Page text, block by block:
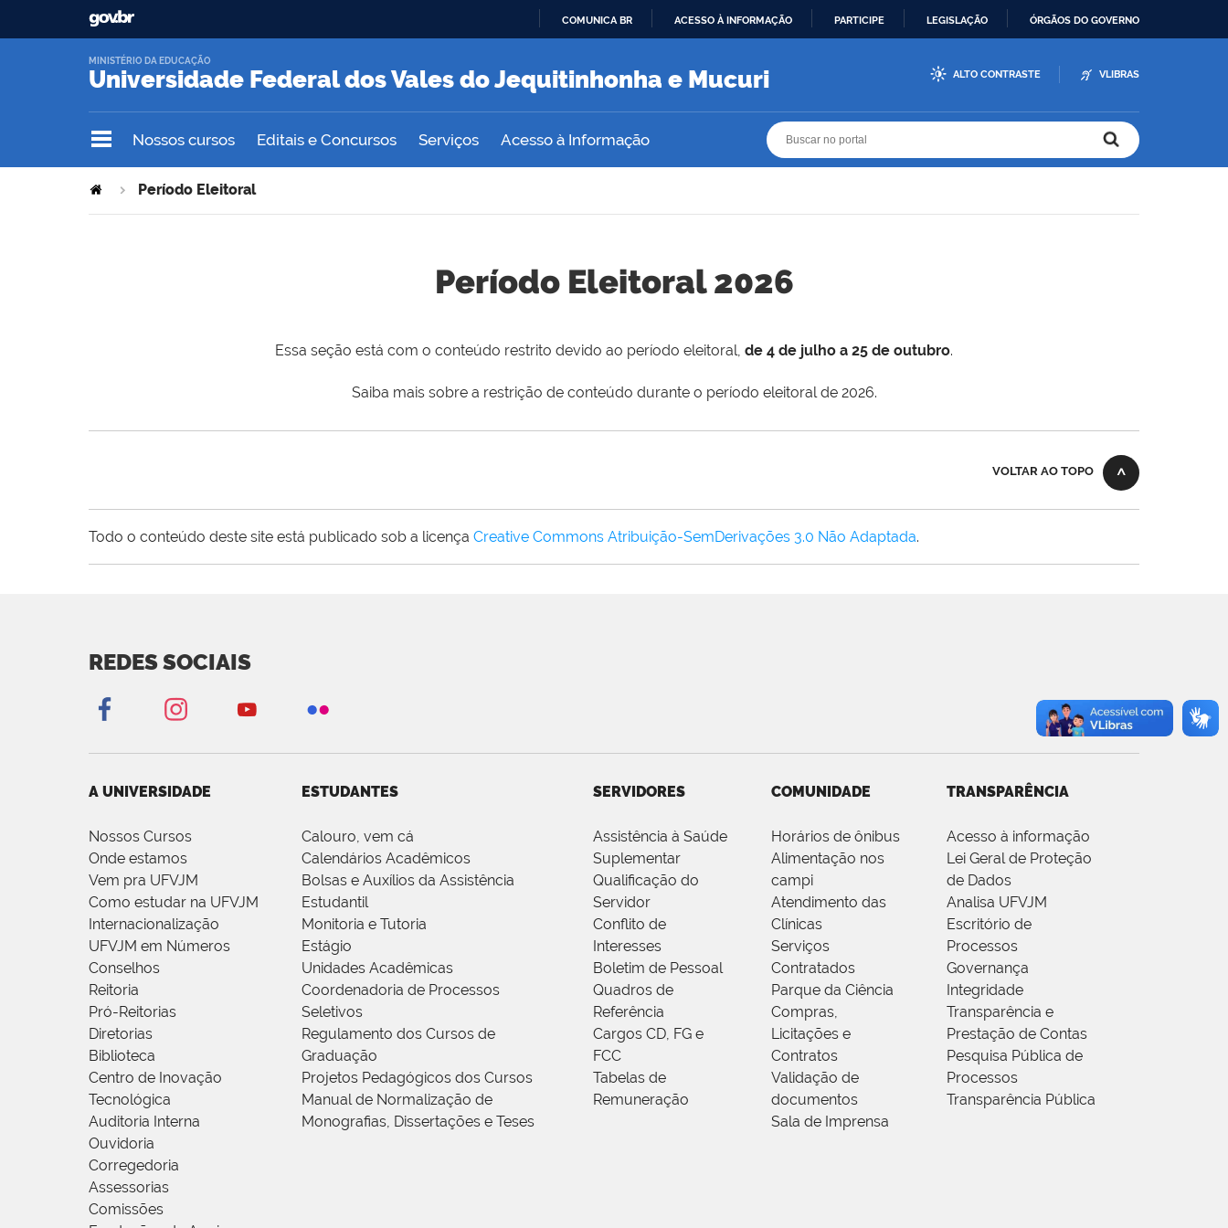
O
COMUNICA BR ACESSO À INFORMAÇÃO PARTICIPE LEGISLAÇÃO ÓRGÃOS DO GOVERNO
Universidade Federal dos Vales do Jequitinhonha e Mucuri
MINISTÉRIO DA EDUCAÇÃO
ALTO CONTRASTE VLIBRAS
Nossos cursos Editais e Concursos Serviços Acesso à Informação
Período Eleitoral
Período Eleitoral 2026
Essa seção está com o conteúdo restrito devido ao período eleitoral, de 4 de julho a 25 de outubro.
Saiba mais sobre a restrição de conteúdo durante o período eleitoral de 2026.
VOLTAR AO TOPO
Todo o conteúdo deste site está publicado sob a licença Creative Commons Atribuição-SemDerivações 3.0 Não Adaptada.
REDES SOCIAIS
A UNIVERSIDADE
Nossos Cursos
Onde estamos
Vem pra UFVJM
Como estudar na UFVJM
Internacionalização
UFVJM em Números
Conselhos
Reitoria
Pró-Reitorias
Diretorias
Biblioteca
Centro de Inovação
Tecnológica
Auditoria Interna
Ouvidoria
Corregedoria
Assessorias
Comissões
ESTUDANTES
Calouro, vem cá
Calendários Acadêmicos
Bolsas e Auxílios da Assistência
Estudantil
Monitoria e Tutoria
Estágio
Unidades Acadêmicas
Coordenadoria de Processos
Seletivos
Regulamento dos Cursos de
Graduação
Projetos Pedagógicos dos Cursos
Manual de Normalização de
Monografias, Dissertações e Teses
SERVIDORES
Assistência à Saúde
Suplementar
Qualificação do
Servidor
Conflito de
Interesses
Boletim de Pessoal
Quadros de
Referência
Cargos CD, FG e
FCC
Tabelas de
Remuneração
COMUNIDADE
Horários de ônibus
Alimentação nos
campi
Atendimento das
Clínicas
Serviços
Contratados
Parque da Ciência
Compras,
Licitações e
Contratos
Validação de
documentos
Sala de Imprensa
TRANSPARÊNCIA
Acesso à informação
Lei Geral de Proteção
de Dados
Analisa UFVJM
Escritório de
Processos
Governança
Integridade
Transparência e
Prestação de Contas
Pesquisa Pública de
Processos
Transparência Pública